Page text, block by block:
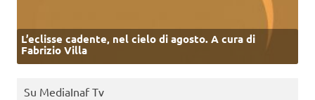
L’eclisse cadente, nel cielo di agosto. A cura di
Fabrizio Villa
Su MediaInaf Tv